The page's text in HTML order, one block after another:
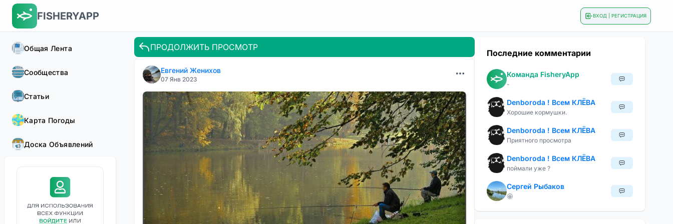
FISHERYAPP ВХОД | РЕГИСТРАЦИЯ
Общая Лента
Сообщества
Статьи
Карта Погоды
Доска Объявлений
ПРОДОЛЖИТЬ ПРОСМОТР
Евгений Женихов
07 Янв 2023
Последние комментарии
Команда FisheryApp
-
Denboroda ! Всем КЛЁВА
Хорошие кормушки.
Denboroda ! Всем КЛЁВА
Приятного просмотра
Denboroda ! Всем КЛЁВА
поймали уже ?
Сергей Рыбаков
🤩